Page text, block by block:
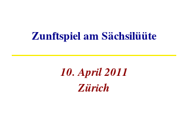
Zunftspiel am Sächsilüüte
10. April 2011
Zürich